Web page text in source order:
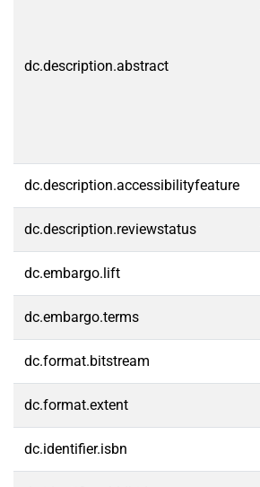
dc.description.abstract
dc.description.accessibilityfeature
dc.description.reviewstatus
dc.embargo.lift
dc.embargo.terms
dc.format.bitstream
dc.format.extent
dc.identifier.isbn